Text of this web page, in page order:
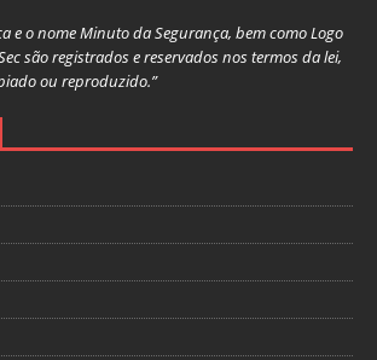
e o nome Minuto da Segurança, bem como Logo
são registrados e reservados nos termos da lei,
ou reproduzido.”